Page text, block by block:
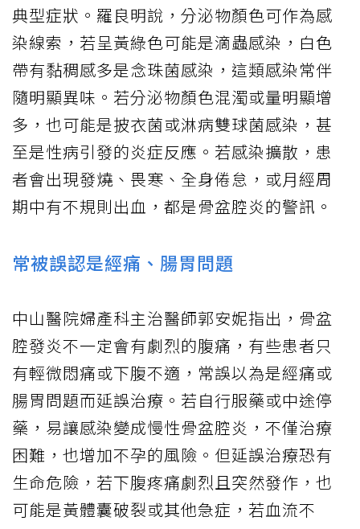
典型症狀。羅良明說，分泌物顏色可作為感
染線索，若呈黃綠色可能是滴蟲感染，白色
帶有黏稠感多是念珠菌感染，這類感染常伴
隨明顯異味。若分泌物顏色混濁或量明顯增
多，也可能是披衣菌或淋病雙球菌感染，甚
至是性病引發的炎症反應。若感染擴散，患
者會出現發燒、畏寒、全身倦怠，或月經周
期中有不規則出血，都是骨盆腔炎的警訊。
常被誤認是經痛、腸胃問題
中山醫院婦產科主治醫師郭安妮指出，骨盆
腔發炎不一定會有劇烈的腹痛，有些患者只
有輕微悶痛或下腹不適，常誤以為是經痛或
腸胃問題而延誤治療。若自行服藥或中途停
藥，易讓感染變成慢性骨盆腔炎，不僅治療
困難，也增加不孕的風險。但延誤治療恐有
生命危險，若下腹疼痛劇烈且突然發作，也
可能是黃體囊破裂或其他急症，若血流不